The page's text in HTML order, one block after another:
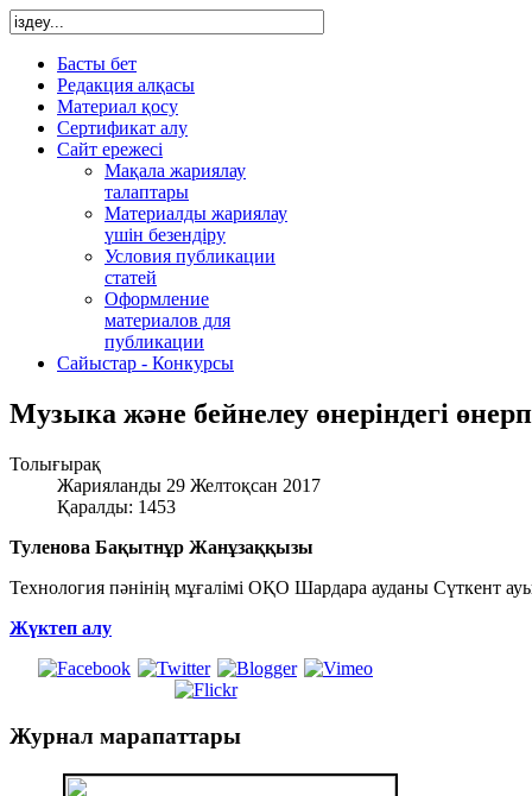
Басты бет
Редакция алқасы
Материал қосу
Сертификат алу
Сайт ережесі
Мақала жариялау
талаптары
Материалды жариялау
үшін безендіру
Условия публикации
статей
Оформление
материалов для
публикации
Сайыстар - Конкурсы
Музыка және бейнелеу өнеріндегі
Толығырақ
Жарияланды 29 Желтоқсан 2017
Қаралды: 1453
Туленова Бақытнұр Жанұзаққызы
Технология пәнінің мұғалімі ОҚО Шардара ауданы Сүткент
Жүктеп алу
Журнал марапаттары